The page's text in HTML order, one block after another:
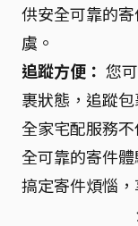
供安全可靠的
虞。
追蹤方便： 您
裹狀態，追蹤
全家宅配服務
全可靠的寄件
搞定寄件煩惱